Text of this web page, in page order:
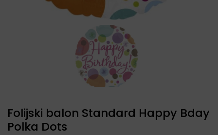
Folijski balon Standard Happy Bday
Polka Dots